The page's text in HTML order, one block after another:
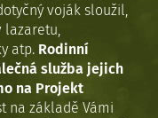
voják sloužil,
lazaretu,
atp. Rodinní
služba jejich
na Projekt
na základě Vámi